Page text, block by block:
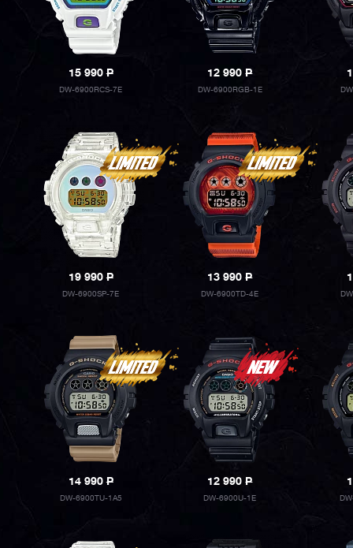
15 990P
DW-6900RCS-7E
12 990P
DW-6900RGB-1E
19 990P
DW-6900SP-7E
13 990P
DW-6900TD-4E
14 990P
DW-6900TU-1A5
12 990P
DW-6900U-1E